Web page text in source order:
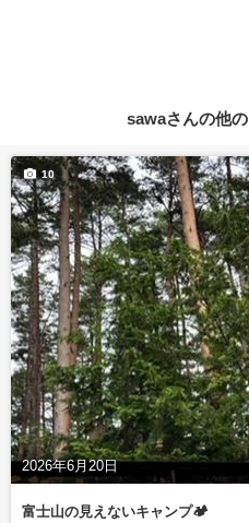
sawaさんの他
2026年6月20日
10
富士山の見えないキャンプ🏕️